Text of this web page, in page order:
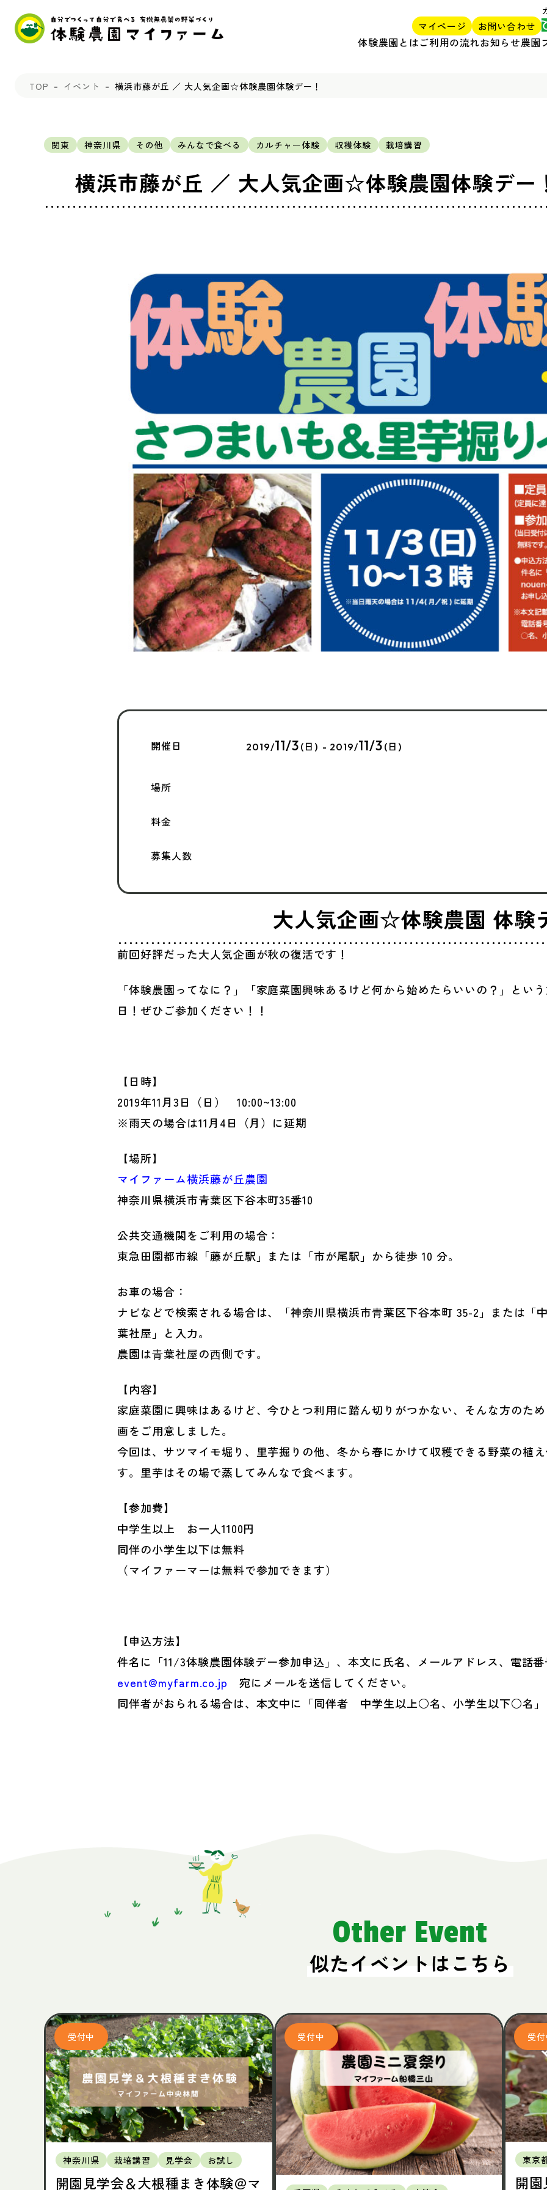
マイページ お問い合わせ
体験農園とはご利用の流れお知らせ農園
TOP イベント 横浜市藤が丘 ／ 大人気企画☆体験農園体験デー！
関東 神奈川県 その他 みんなで食べる カルチャー体験 収穫体験 栽培講習
横浜市藤が丘 ／ 大人気企画☆体験農園体験デー
開催日 2019/11/3 (日) - 2019/11/3 (日)
場所
料金
募集人数
大人気企画☆体験農園 体験
前回好評だった大人気企画が秋の復活です！
「体験農園ってなに？」「家庭菜園興味あるけど何から始めたらいいの？」とい
日！ぜひご参加ください！！
【日時】
2019年11月3日（日） 10:00~13:00
※雨天の場合は11月4日（月）に延期
【場所】
マイファーム横浜藤が丘農園
神奈川県横浜市青葉区下谷本町35番10
公共交通機関をご利用の場合：
東急田園都市線「藤が丘駅」または「市が尾駅」から徒歩 10 分。
お車の場合：
ナビなどで検索される場合は、「神奈川県横浜市⻘葉区下谷本町 35-2」または「
葉社屋」と入力。
農園は⻘葉社屋の⻄側です。
【内容】
家庭菜園に興味はあるけど、今ひとつ利用に踏ん切りがつかない、そんな方のた
画をご用意しました。
今回は、サツマイモ堀り、里芋掘りの他、冬から春にかけて収穫できる野菜の植
す。里芋はその場で蒸してみんなで食べます。
【参加費】
中学生以上 お一人1100円
同伴の小学生以下は無料
（マイファーマーは無料で参加できます）
【申込方法】
件名に「11/3体験農園体験デー参加申込」、本文に氏名、メールアドレス、電
event@myfarm.co.jp 宛にメールを送信してください。
同伴者がおられる場合は、本文中に「同伴者 中学生以上○名、小学生以下○名
Other Event
似たイベントはこちら
神奈川県 栽培講習 見学会 お試し
開園見学会＆大根種まき体験＠マ
東京
開